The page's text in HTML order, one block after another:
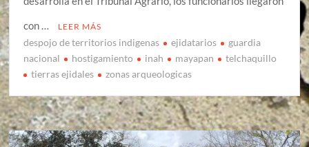
con …
LEER MÁS
despojo de territorios indigenas ejidatarios
guardia
nacional
hostigamiento inah mayapan
telchaquillo
tierras ejidales
zonas arqueologicas